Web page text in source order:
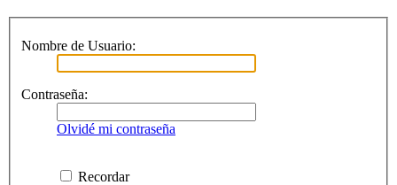
Nombre de Usuario:
Contraseña:
Olvidé mi contraseña
Recordar